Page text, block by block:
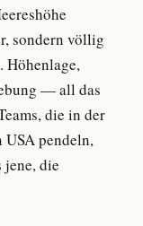
sondern völlig
Höhenlage,
— all das
die in der
pendeln,
jene, die